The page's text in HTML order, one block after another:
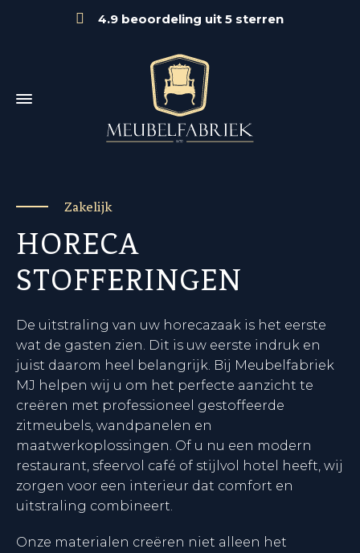
4.9 beoordeling uit 5 sterren
Zakelijk
HORECA
STOFFERINGEN
De uitstraling van uw horecazaak is het eerste
wat de gasten zien. Dit is uw eerste indruk en
juist daarom heel belangrijk. Bij Meubelfabriek
MJ helpen wij u om het perfecte aanzicht te
creëren met professioneel gestoffeerde
zitmeubels, wandpanelen en
maatwerkoplossingen. Of u nu een modern
restaurant, sfeervol café of stijlvol hotel heeft, wij
zorgen voor een interieur dat comfort en
uitstraling combineert.
Onze materialen creëren niet alleen het